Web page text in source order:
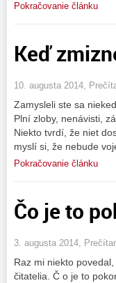
Pokračovanie článku
Keď
10. augusta 2014,
Zamysleli ste sa
Plní zloby, nenávisti,
Niekto tvrdí, že niet
myslí si, že nebude
Pokračovanie článku
Čo je to
3. augusta 2014,
Raz mi niekto
čitatelia. Č o je to